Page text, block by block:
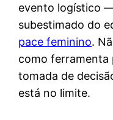
evento logístico
subestimado do
pace feminino.
como ferramenta
tomada de
está no limite.